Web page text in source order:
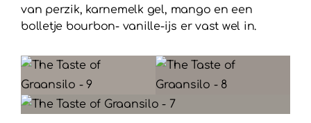
van perzik, karnemelk gel, mango en een
bolletje bourbon- vanille-ijs er vast wel in.